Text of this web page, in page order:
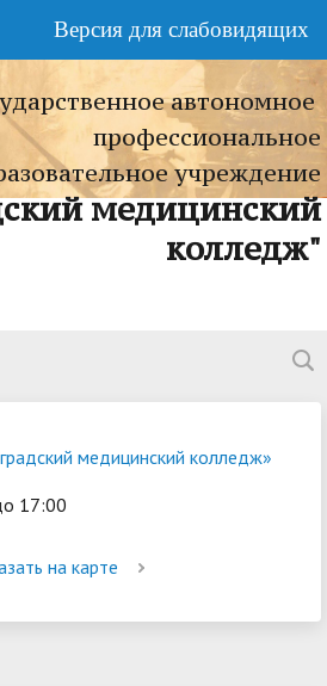
Версия для слабовидящих
автономное
профессиональное
учреждение
медицинский
колледж"
медицинский колледж»
17:00
на карте